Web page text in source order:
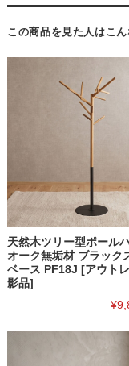
この商品を見た人はこ
天然木ツリー型ポール
オーク無垢材 ブラック
ベース PF18J [アウト
影品]